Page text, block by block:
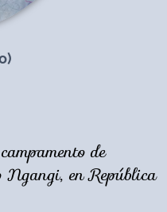
de
Ngangi, en República